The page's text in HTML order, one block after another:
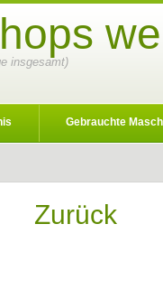
insgesamt)
Gebrauchte
Zurück